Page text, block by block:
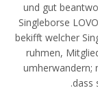
und gut
Singleborse
bekifft welcher
ruhmen,
umherwandern;
dass